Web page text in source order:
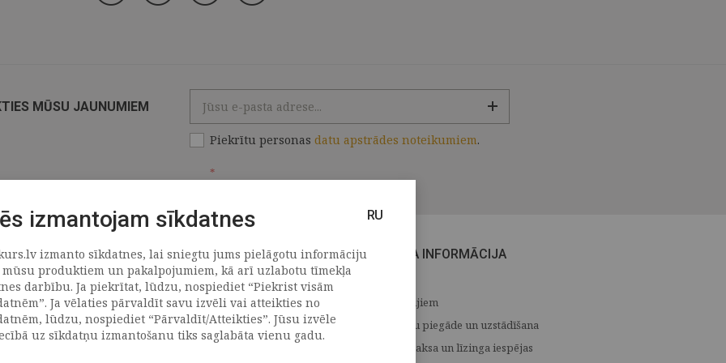
MŪSU JAUNUMIEM
Piekrītu personas datu apstrādes noteikumiem.
*
PAR MUMS
Uzņēmums
Vēsture
CITA INFORMĀCIJA
Medijiem
Preču piegāde un uzstādīšana
Apmaksa un līzinga iespējas
izmantojam sīkdatnes RU
izmanto sīkdatnes, lai sniegtu jums pielāgotu informāciju
produktiem un pakalpojumiem, kā arī uzlabotu tīmekļa
darbību. Ja piekrītat, lūdzu, nospiediet “Piekrist visām
Ja vēlaties pārvaldīt savu izvēli vai atteikties no
lūdzu, nospiediet “Pārvaldīt/Atteikties”. Jūsu izvēle
uz sīkdatņu izmantošanu tiks saglabāta vienu gadu.